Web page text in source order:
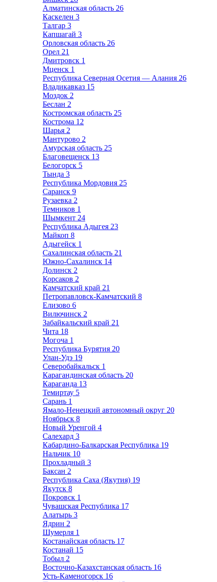
Алматинская область 26
Каскелен 3
Талгар 3
Капшагай 3
Орловская область 26
Орел 21
Дмитровск 1
Мценск 1
Республика Северная Осетия — Алания 26
Владикавказ 15
Моздок 2
Беслан 2
Костромская область 25
Кострома 12
Шарья 2
Мантурово 2
Амурская область 25
Благовещенск 13
Белогорск 5
Тында 3
Республика Мордовия 25
Саранск 9
Рузаевка 2
Темников 1
Шымкент 24
Республика Адыгея 23
Майкоп 8
Адыгейск 1
Сахалинская область 21
Южно-Сахалинск 14
Долинск 2
Корсаков 2
Камчатский край 21
Петропавловск-Камчатский 8
Елизово 6
Вилючинск 2
Забайкальский край 21
Чита 18
Могоча 1
Республика Бурятия 20
Улан-Удэ 19
Северобайкальск 1
Карагандинская область 20
Караганда 13
Темиртау 5
Сарань 1
Ямало-Ненецкий автономный округ 20
Ноябрьск 8
Новый Уренгой 4
Салехард 3
Кабардино-Балкарская Республика 19
Нальчик 10
Прохладный 3
Баксан 2
Республика Саха (Якутия) 19
Якутск 8
Покровск 1
Чувашская Республика 17
Алатырь 3
Ядрин 2
Шумерля 1
Костанайская область 17
Костанай 15
Тобыл 2
Восточно-Казахстанская область 16
Усть-Каменогорск 16